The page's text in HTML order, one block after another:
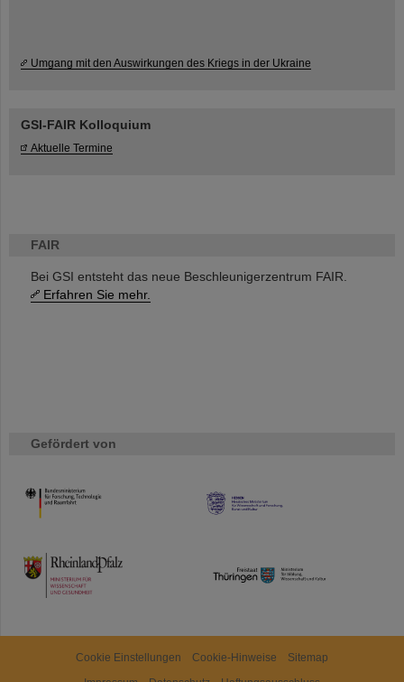
FAIR
Bei GSI entsteht das neue Beschleunigerzentrum FAIR.
Erfahren Sie mehr.
Gefördert von
HMWK
TMWWDG
Umgang mit den Auswirkungen des Kriegs in der Ukraine
GSI-FAIR Kolloquium
Aktuelle Termine
Cookie Einstellungen Cookie-Hinweise
Sitemap